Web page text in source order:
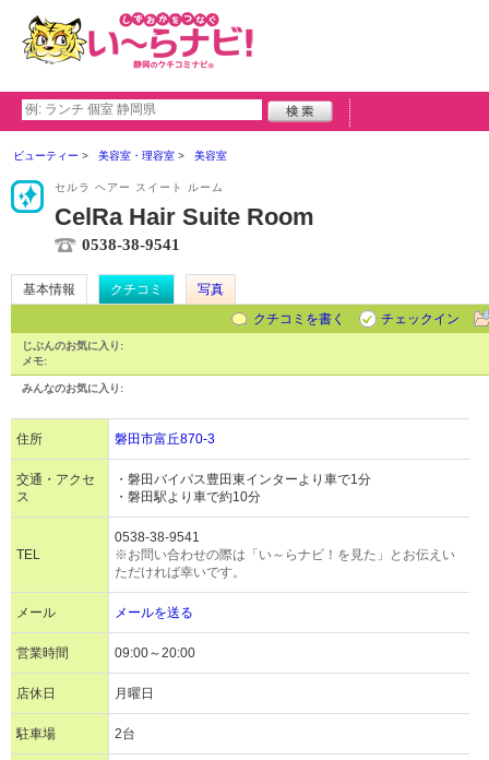
ビューティー 美容室・理容室 美容室
セルラ ヘアー スイート ルーム
CelRa Hair Suite Room
0538-38-9541
基本情報 クチコミ
写真
クチコミを書く
チェックイン
じぶんのお気に入り:
メモ:
みんなのお気に入り:
住所 磐田市富丘870-3
交通・アクセ
ス
・磐田バイパス豊田東インターより車で1分
・磐田駅より車で約10分
TEL
0538-38-9541
※お問い合わせの際は「い～らナビ！を見た」とお伝えい
ただければ幸いです。
メール メールを送る
営業時間 09:00～20:00
店休日 月曜日
駐車場 2台